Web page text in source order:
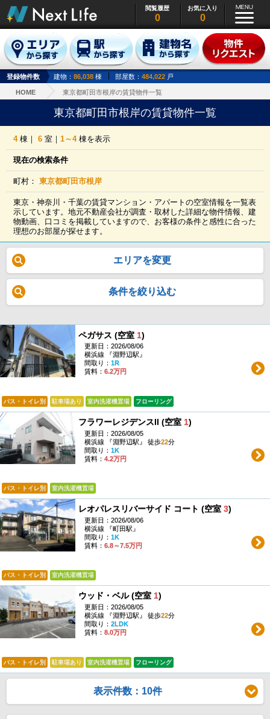
閲覧履歴
0
お気に入り
0
登録物件数 建物： 86,038 棟 部屋数： 484,022 戸
HOME 東京都町田市根岸の賃貸物件一覧
東京都町田市根岸の賃貸物件一覧
4棟｜6 室｜1～4棟を表示
現在の検索条件
町村：東京都町田市根岸
東京・神奈川・千葉の賃貸マンション・アパートの空室情報を一覧表
示しています。地元不動産会社が調査・取材した詳細な物件情報、建
物動画、口コミを掲載していますので、お客様の条件と感性に合った
理想のお部屋が探せます。
エリアを変更
条件を絞り込む
ペガサス (空室 1)
更新日：2026/08/06
横浜線 『淵野辺駅』
間取り： 1R
賃料： 6.2万円
バス・トイレ別 駐車場あり 室内洗濯機置場 フローリング
フラワーレジデンスII (空室 1)
更新日：2026/08/05
横浜線 『淵野辺駅』 徒歩22分
間取り： 1K
賃料： 4.2万円
バス・トイレ別 室内洗濯機置場
レオパレスリバーサイド コート (空室 3)
更新日：2026/08/06
横浜線 『町田駅』
間取り： 1K
賃料： 6.8～7.5万円
バス・トイレ別 室内洗濯機置場
ウッド・ベル (空室 1)
更新日：2026/08/05
横浜線 『淵野辺駅』 徒歩22分
間取り： 2LDK
賃料： 8.0万円
バス・トイレ別 駐車場あり 室内洗濯機置場 フローリング
表示件数：10件